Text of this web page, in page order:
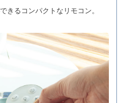
きるコンパクトなリモコン。